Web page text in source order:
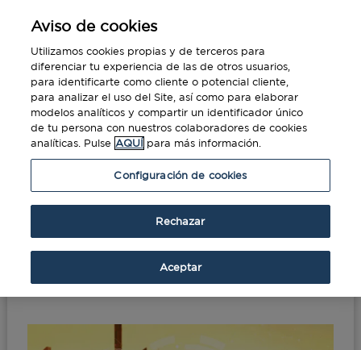
Portada»Consejos de seguridad en viajes de
Consejos de seguridad
en viajes de negocios
Aviso de cookies
Utilizamos cookies propias y de terceros para
diferenciar tu experiencia de las de otros usuarios,
para identificarte como cliente o potencial cliente,
para analizar el uso del Site, así como para elaborar
modelos analíticos y compartir un identificador único
de tu persona con nuestros colaboradores de cookies
analíticas. Pulse AQUÍ para más información.
Configuración de cookies
Rechazar
Aceptar